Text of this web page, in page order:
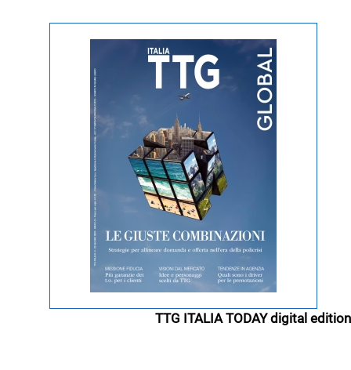
TTG ITALIA TODAY digital edition